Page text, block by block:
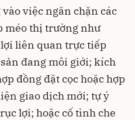
việc ngăn chặn các
méo thị trường như
liên quan trực tiếp
đang môi giới; kích
đồng đặt cọc hoặc hợp
giao dịch mới; tự ý
lợi; hoặc cố tình che